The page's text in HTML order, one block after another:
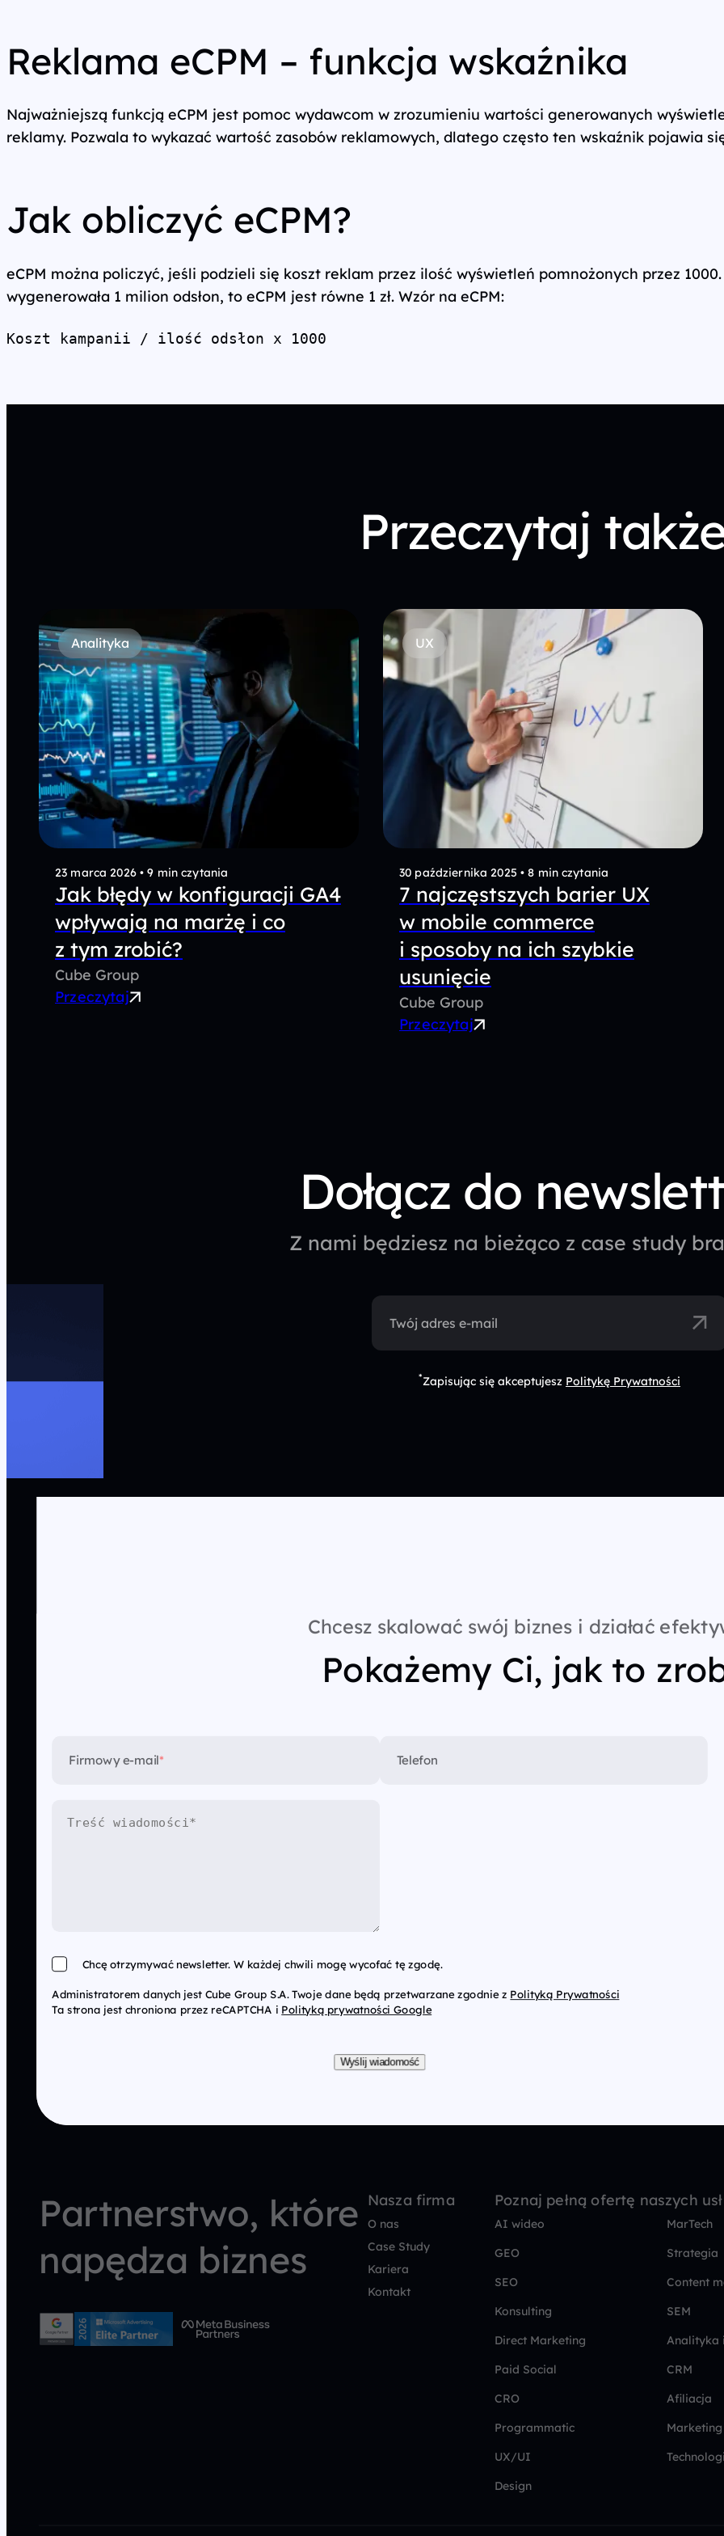
Reklama eCPM – funkcja wskaźnika
Najważniejszą funkcją eCPM jest pomoc wydawcom w zrozumieniu wartości generowanych
reklamy. Pozwala to wykazać wartość zasobów reklamowych, dlatego często ten wskaźnik pojawia
Jak obliczyć eCPM?
eCPM można policzyć, jeśli podzieli się koszt reklam przez ilość wyświetleń pomnożonych przez
wygenerowała 1 milion odsłon, to eCPM jest równe 1 zł. Wzór na eCPM:
Koszt kampanii / ilość odsłon x 1000
Przeczytaj
Analityka
23 marca 2026 • 9 min czytania
Jak błędy w konfiguracji GA4
wpływają na marżę i co
z tym zrobić?
Cube Group
Przeczytaj
UX
30 października 2025 • 8 min czytania
7 najczęstszych barier UX
w mobile commerce
i sposoby na ich szybkie
usunięcie
Cube Group
Przeczytaj
Dołącz do
Z nami będziesz na bieżąco z case study
Twój adres e-mail
*Zapisując się akceptujesz Politykę Prywatności
Chcesz skalować swój biznes i działać
Pokażemy Ci, jak to
Firmowy e-mail* Telefon
Chcę otrzymywać newsletter. W każdej chwili mogę wycofać tę zgodę.
Administratorem danych jest Cube Group S.A. Twoje dane będą przetwarzane zgodnie z Polityką Prywatności
Ta strona jest chroniona przez reCAPTCHA i Polityką prywatności Google
Wyślij wiadomość
Partnerstwo, które
napędza biznes
Nasza firma
O nas
Case Study
Kariera
Kontakt
Poznaj pełną ofertę naszych
AI wideo
MarTech
GEO
Strategia
SEO
Content
Konsulting
SEM
Direct Marketing
Analityka
Paid Social
CRM
CRO
Afiliacja
Programmatic
UX/UI
Design